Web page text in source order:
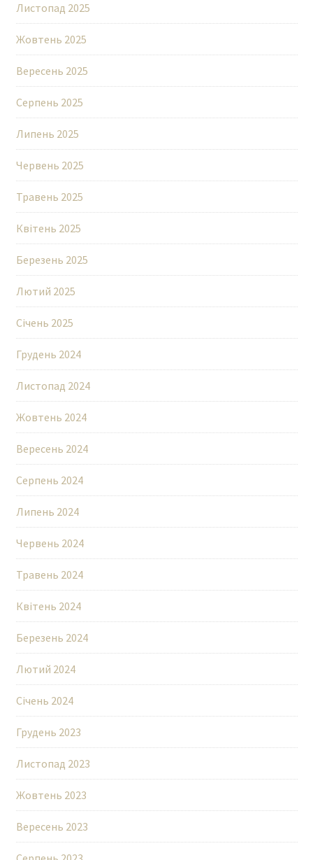
Листопад 2025
Жовтень 2025
Вересень 2025
Серпень 2025
Липень 2025
Червень 2025
Травень 2025
Квітень 2025
Березень 2025
Лютий 2025
Січень 2025
Грудень 2024
Листопад 2024
Жовтень 2024
Вересень 2024
Серпень 2024
Липень 2024
Червень 2024
Травень 2024
Квітень 2024
Березень 2024
Лютий 2024
Січень 2024
Грудень 2023
Листопад 2023
Жовтень 2023
Вересень 2023